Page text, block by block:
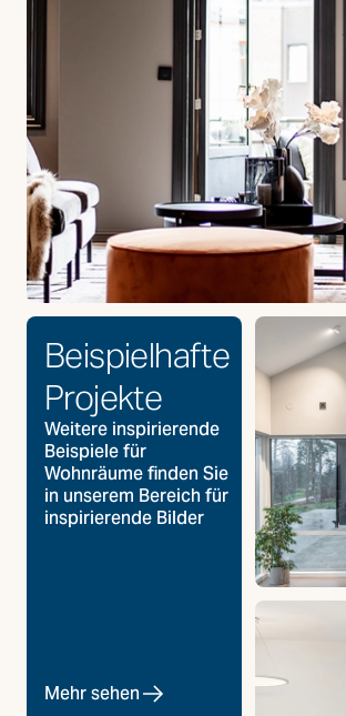
Wohnzimmer
Beispielhafte
Projekte
Weitere inspirierende
Beispiele für
Wohnräume finden Sie
in unserem Bereich für
inspirierende Bilder
Mehr sehen